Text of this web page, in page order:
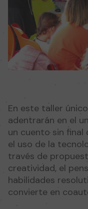
En este taller
adentrarán en el
un cuento sin final
el uso de la
través de
creatividad, el
habilidades
convierte en